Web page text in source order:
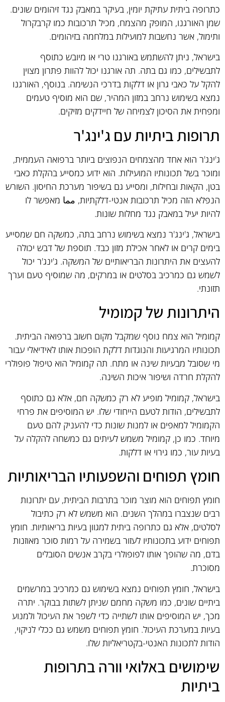
כתרופה ביתית עתיקת יומין, בעיקר במאבק נגד זיהומים שונים.
שמן האורגנו, המופק מהצמח, מכיל תרכובות כמו קרבקרול
ותימול, אשר נחשבות למועילות במלחמה בזיהומים.
בישראל, ניתן להשתמש באורגנו טרי או מיובש כתוסף
לתבשילים, כמו גם בתה. תה אורגנו יכול להוות פתרון מצוין
להקל על כאבי גרון או דלקות בדרכי הנשימה. בנוסף, האורגנו
נמצא בשימוש נרחב במזון המהיר, שם הוא מוסיף טעמים
ומפחית את הסיכון לצמיחה של חיידקים מזיקים.
תרופות ביתיות עם ג'ינג'ר
ג'ינג'ר הוא אחד מהצמחים הנפוצים ביותר ברפואה העממית,
ומוכר בשל תכונותיו המועילות. הוא ידוע כמסייע בהקלת כאבי
בטן, הקאות ובחילות, ומסייע גם בשיפור מערכת החיסון. השורש
הנפלא הזה מכיל תרכובות אנטי-דלקתיות, مما מאפשר לו
להיות יעיל במאבק נגד מחלות שונות.
בישראל, ג'ינג'ר נמצא בשימוש נרחב בתה, כמשקה חם שמסייע
בימים קרים או לאחר אכילת מזון כבד. תוספת של דבש יכולה
להעצים את היתרונות הבריאותיים של המשקה. ג'ינג'ר יכול
לשמש גם כמרכיב בסלטים או במרקים, מה שמוסיף טעם וערך
תזונתי.
היתרונות של קמומיל
קמומיל הוא צמח נוסף שמקבל מקום חשוב ברפואה הביתית.
תכונותיו המרגיעות והנוגדות דלקת הופכות אותו לאידיאלי עבור
מי שסובל מבעיות שינה או מתח. תה קמומיל הוא טיפול פופולרי
להקלת חרדה ושיפור איכות השינה.
בישראל, קמומיל מופיע לא רק כמשקה חם, אלא גם כתוסף
לתבשילים, הודות לטעם הייחודי שלו. יש המוסיפים את פרחי
הקמומיל למאפים או למנות שונות כדי להעניק להם טעם
מיוחד. כמו כן, קמומיל משמש לעיתים גם כמשחה להקלה על
בעיות עור, כמו גירוי או דלקות.
חומץ תפוחים והשפעותיו הבריאותיות
חומץ תפוחים הוא מוצר מוכר בתרבות הביתית, עם יתרונות
רבים שנצברו במהלך השנים. הוא משמש לא רק כתיבול
לסלטים, אלא גם כתרופה ביתית למגוון בעיות בריאותיות. חומץ
תפוחים ידוע בתכונותיו לעזור בשמירה על רמות סוכר מאוזנות
בדם, מה שהופך אותו לפופולרי בקרב אנשים הסובלים
מסוכרת.
בישראל, חומץ תפוחים נמצא בשימוש גם כמרכיב במרשמים
ביתיים שונים, כמו משקה מחמם שניתן לשתות בבוקר. יתרה
מכך, יש המוסיפים אותו לשתייה כדי לשפר את העיכול ולמנוע
בעיות במערכת העיכול. חומץ תפוחים משמש גם ככלי לניקוי,
הודות לתכונות האנטי-בקטריאליות שלו.
שימושים באלואי וורה בתרופות
ביתיות